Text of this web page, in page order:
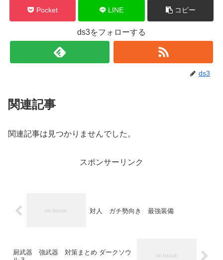
Pocket LINE コピー
ds3をフォローする
ds3
関連記事
関連記事は見つかりませんでした。
スポンサーリンク
対人 ガチ勢向き 最強装備
厨武器 強武器 対策まとめ ダークソウ